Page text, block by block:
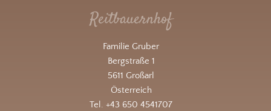
Reitbauernhof
Familie Gruber
Bergstraße 1
5611 Großarl
Österreich
Tel. +43 650 4541707